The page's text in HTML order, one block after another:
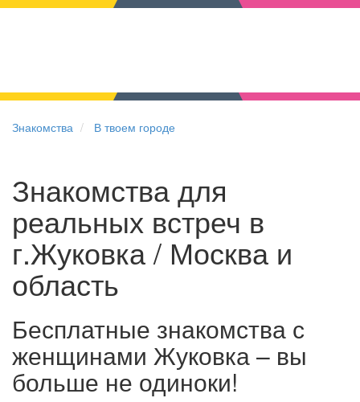
Знакомства В твоем городе
Знакомства для
реальных встреч в
г.Жуковка / Москва и
область
Бесплатные знакомства с
женщинами Жуковка – вы
больше не одиноки!